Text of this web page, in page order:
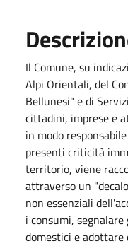
Il Comune, su
Alpi Orientali, del
Bellunesi" e di
cittadini, imprese e
in modo
presenti criticità
territorio, viene
attraverso un
non essenziali
i consumi,
domestici e